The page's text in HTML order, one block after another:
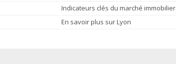
Indicateurs clés du marché immobilier
En savoir plus sur Lyon